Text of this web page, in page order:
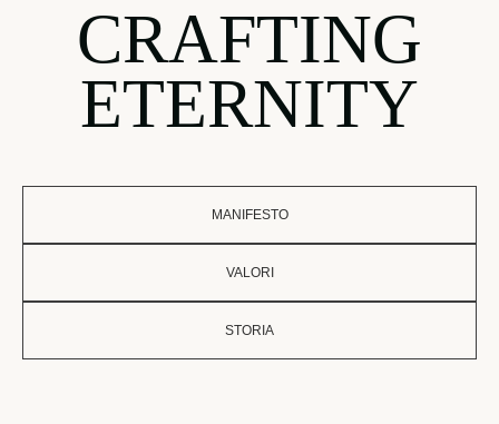
CRAFTING
ETERNITY
MANIFESTO
VALORI
STORIA